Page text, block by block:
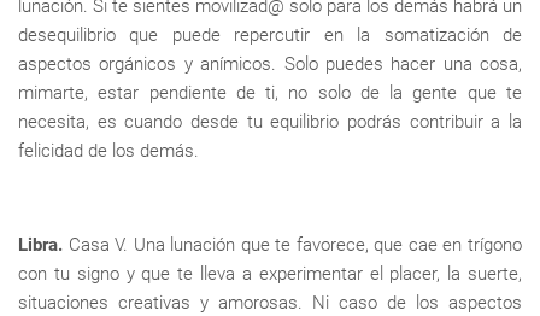
lunación. Si te sientes movilizad@ solo para los demás habrá un
desequilibrio que puede repercutir en la somatización de
aspectos orgánicos y anímicos. Solo puedes hacer una cosa,
mimarte, estar pendiente de ti, no solo de la gente que te
necesita, es cuando desde tu equilibrio podrás contribuir a la
felicidad de los demás.
Libra. Casa V. Una lunación que te favorece, que cae en trígono
con tu signo y que te lleva a experimentar el placer, la suerte,
situaciones creativas y amorosas. Ni caso de los aspectos